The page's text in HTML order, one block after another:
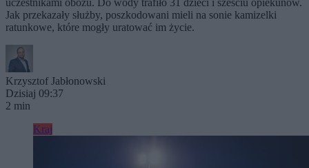
Jak przekazały służby, poszkodowani mieli na sonie kamizelki
ratunkowe, które mogły uratować im życie.
Krzysztof Jabłonowski
Dzisiaj 09:37
2 min
Kraj